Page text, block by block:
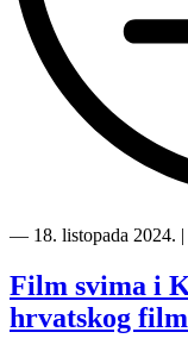
svima:
program
inkluzivne
pretplate,
― 18. listopada 2024. |
Film svima i
hrvatskog